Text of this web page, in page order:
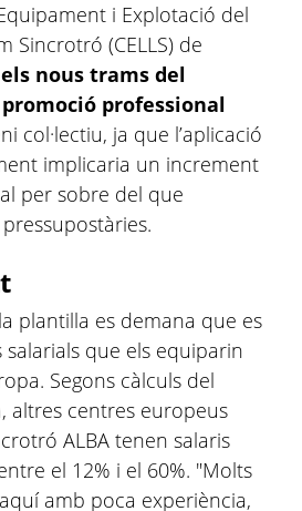
i Explotació del
Sincrotró (CELLS) de
nous trams del
professional
col·lectiu, ja que l’aplicació
implicaria un increment
per sobre del que
plantilla es demana que es
que els equiparin
Segons càlculs del
altres centres europeus
ALBA tenen salaris
el 12% i el 60%. "Molts
amb poca experiència,